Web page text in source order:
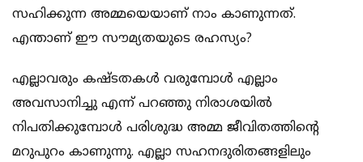
സഹിക്കുന്ന അമ്മയെയാണ് നാം കാണുന്നത്.
എന്താണ് ഈ സൗമ്യതയുടെ രഹസ്യം?
എല്ലാവരും കഷ്ടതകള്‍ വരുമ്പോള്‍ എല്ലാം
അവസാനിച്ചു എന്ന് പറഞ്ഞു നിരാശയില്‍
നിപതിക്കുമ്പോള്‍ പരിശുദ്ധ അമ്മ ജീവിതത്തിന്റെ
മറുപുറം കാണുന്നു. എല്ലാ സഹനദുരിതങ്ങളിലും